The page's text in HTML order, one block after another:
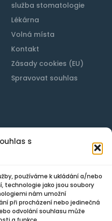
s
používáme k ukládání a/nebo
technologie jako jsou soubory
nám umožní
při procházení nebo jedinečná
odvolání souhlasu může
služba stomatologie
Lékárna
Volná místa
Kontakt
Zásady cookies (EU)
Spravovat souhlas